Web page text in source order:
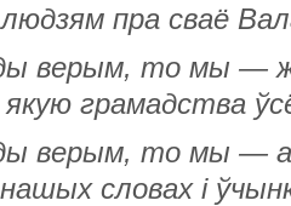
пра сваё
верым, то мы —
грамадства
верым, то мы —
словах і